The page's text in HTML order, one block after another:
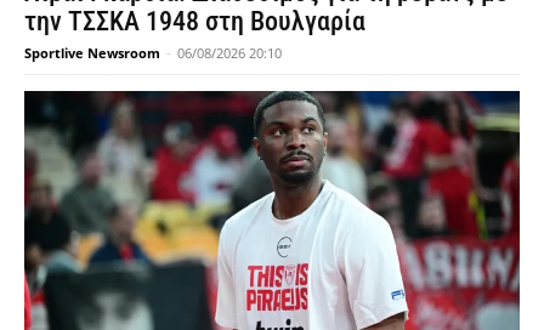
την ΤΣΣΚΑ 1948 στη Βουλγαρία
Sportlive Newsroom - 06/08/2026 20:10